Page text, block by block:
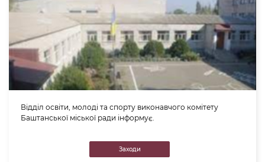
Відділ освіти, молоді та спорту виконавчого комітету
Баштанської міської ради інформує.
Заходи